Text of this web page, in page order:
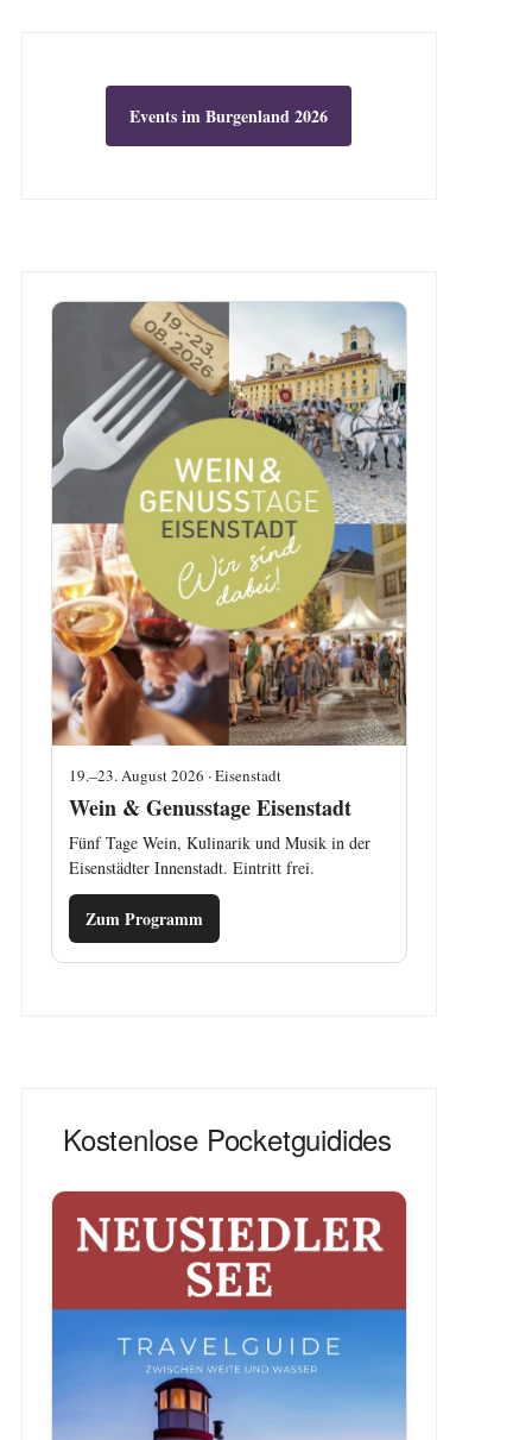
Events im Burgenland 2026
19.–23. August 2026 · Eisenstadt
Wein & Genusstage Eisenstadt
Fünf Tage Wein, Kulinarik und Musik in der
Eisenstädter Innenstadt. Eintritt frei.
Zum Programm
Kostenlose Pocketguidides